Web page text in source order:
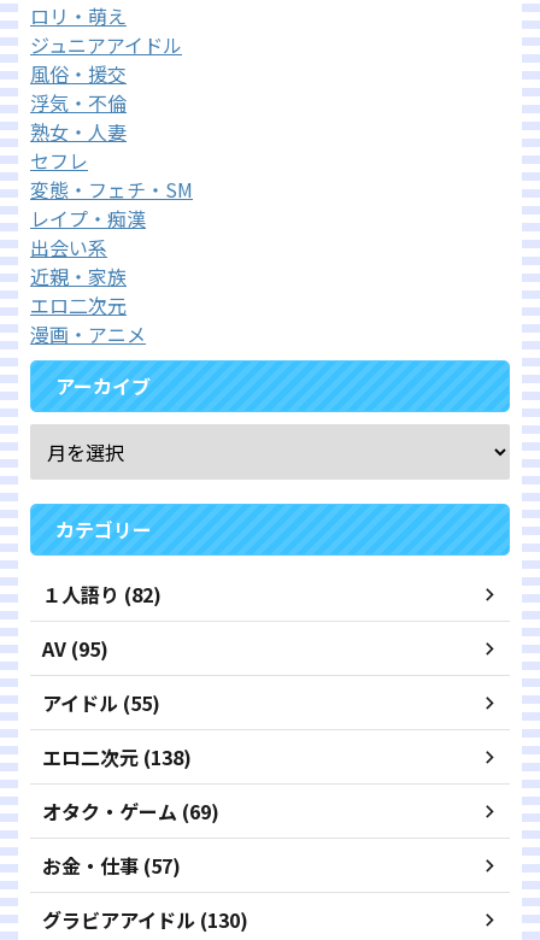
ロリ・萌え
ジュニアアイドル
風俗・援交
浮気・不倫
熟女・人妻
セフレ
変態・フェチ・SM
レイプ・痴漢
出会い系
近親・家族
エロ二次元
漫画・アニメ
アーカイブ
カテゴリー
１人語り (82)
AV (95)
アイドル (55)
エロ二次元 (138)
オタク・ゲーム (69)
お金・仕事 (57)
グラビアアイドル (130)